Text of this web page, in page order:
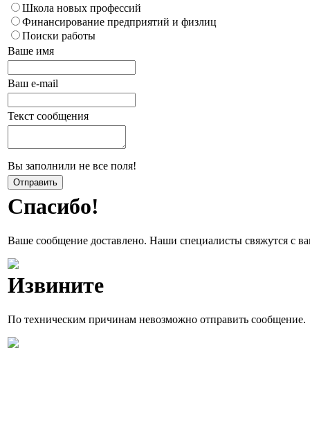
Школа новых профессий
Финансирование предприятий и физлиц
Поиски работы
Ваше имя
Ваш e-mail
Текст сообщения
Вы заполнили не все поля!
Спасибо!
Ваше сообщение доставлено. Наши специалисты свяжутся с
Извините
По техническим причинам невозможно отправить сообщение.